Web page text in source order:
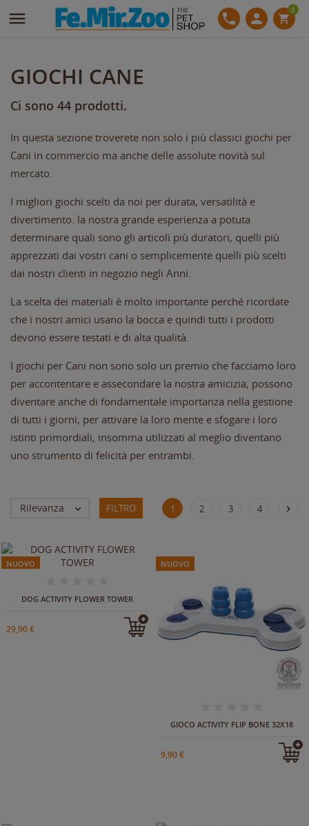
 phone person shopping_cart
0
GIOCHI CANE
Ci sono 44 prodotti.
In questa sezione troverete non solo i più classici giochi per
Cani in commercio ma anche delle assolute novità sul
mercato.
I migliori giochi scelti da noi per durata, versatilità e
divertimento. la nostra grande esperienza a potuta
determinare quali sono gli articoli più duratori, quelli più
apprezzati dai vostri cani o semplicemente quelli più scelti
dai nostri clienti in negozio negli Anni.
La scelta dei materiali è molto importante perché ricordate
che i nostri amici usano la bocca e quindi tutti i prodotti
devono essere testati e di alta qualità.
I giochi per Cani non sono solo un premio che facciamo loro
per accontentare e assecondare la nostra amicizia, possono
diventare anche di fondamentale importanza nella gestione
di tutti i giorni, per attivare la loro mente e sfogare i loro
istinti primordiali, insomma utilizzati al meglio diventano
uno strumento di felicità per entrambi.
Rilevanza  FILTRO 1 2 3 4 
NUOVO
DOG ACTIVITY FLOWER TOWER
29,90 €
NUOVO
GIOCO ACTIVITY FLIP BONE 32X18
9,90 €
PREFERITI
((MODALTITLE))
((cancelText))
CREA LISTA DEI DESIDERI
Annulla Crea lista dei desideri
ACCEDI
nella tua lista dei desideri.